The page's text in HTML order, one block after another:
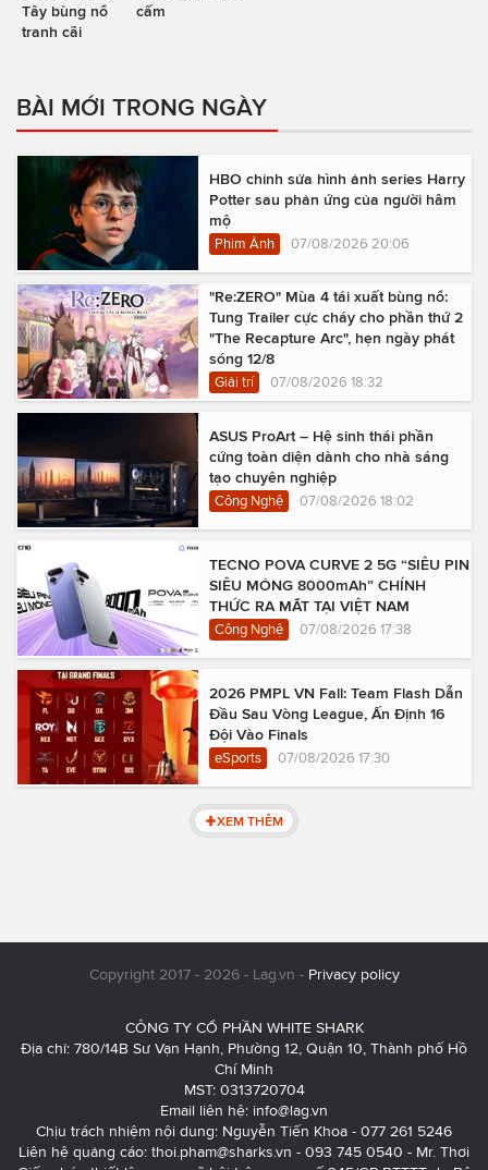
Tây bùng nổ
tranh cãi
cấm
BÀI MỚI TRONG NGÀY
HBO chỉnh sửa hình ảnh series Harry
Potter sau phản ứng của người hâm
mộ
Phim Ảnh 07/08/2026 20:06
"Re:ZERO" Mùa 4 tái xuất bùng nổ:
Tung Trailer cực cháy cho phần thứ 2
"The Recapture Arc", hẹn ngày phát
sóng 12/8
Giải trí 07/08/2026 18:32
ASUS ProArt – Hệ sinh thái phần
cứng toàn diện dành cho nhà sáng
tạo chuyên nghiệp
Công Nghệ 07/08/2026 18:02
TECNO POVA CURVE 2 5G “SIÊU PIN
SIÊU MỎNG 8000mAh” CHÍNH
THỨC RA MẮT TẠI VIỆT NAM
Công Nghệ 07/08/2026 17:38
2026 PMPL VN Fall: Team Flash Dẫn
Đầu Sau Vòng League, Ấn Định 16
Đội Vào Finals
eSports 07/08/2026 17:30
XEM THÊM
Copyright 2017 - 2026 - Lag.vn - Privacy policy
CÔNG TY CỔ PHẦN WHITE SHARK
Địa chỉ: 780/14B Sư Vạn Hạnh, Phường 12, Quận 10, Thành phố Hồ
Chí Minh
MST: 0313720704
Email liên hệ: info@lag.vn
Chịu trách nhiệm nội dung: Nguyễn Tiến Khoa - 077 261 5246
Liên hệ quảng cáo: thoi.pham@sharks.vn - 093 745 0540 - Mr. Thơi